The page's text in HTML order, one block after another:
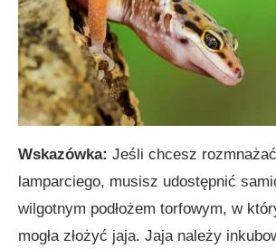
Wskazówka: Jeśli chcesz
lamparciego, musisz udostępnić
wilgotnym podłożem torfowym, w
mogła złożyć jaja. Jaja należy